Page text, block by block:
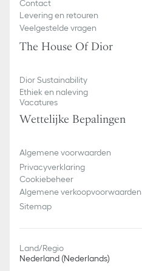
Contact
Levering en retouren
Veelgestelde vragen
The House Of Dior
Dior Sustainability
Ethiek en naleving
Vacatures
Wettelijke Bepalingen
Algemene voorwaarden
Privacyverklaring
Cookiebeheer
Algemene verkoopvoorwaarden
Sitemap
Land/Regio
Nederland (Nederlands)